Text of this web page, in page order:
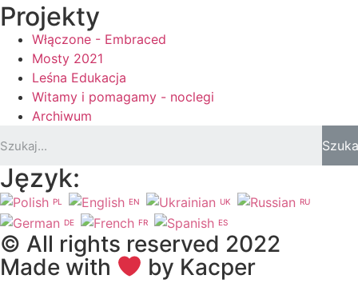
Projekty
Włączone - Embraced
Mosty 2021
Leśna Edukacja
Witamy i pomagamy - noclegi
Archiwum
Język:
PL EN UK RU
DE FR ES
© All rights reserved 2022
Made with
by Kacper